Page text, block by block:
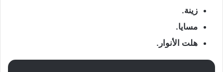
زينة.
مسايا.
هلت الأنوار.